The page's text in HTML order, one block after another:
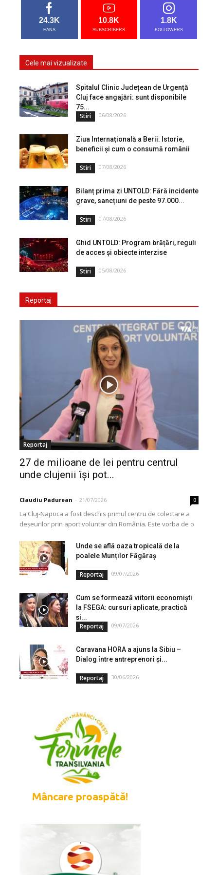
24.3K
FANS
10.8K
SUBSCRIBERS
1.8K
FOLLOWERS
Cele mai vizualizate
Spitalul Clinic Județean de Urgență
Cluj face angajări: sunt disponibile
75...
Stiri 06/08/2026
Ziua Internațională a Berii: Istorie,
beneficii și cum o consumă românii
Stiri 07/08/2026
Bilanț prima zi UNTOLD: Fără incidente
grave, sancțiuni de peste 97.000...
Stiri 07/08/2026
Ghid UNTOLD: Program brățări, reguli
de acces și obiecte interzise
Stiri 05/08/2026
Reportaj
Reportaj
27 de milioane de lei pentru centrul
unde clujenii își pot...
Claudiu Padurean - 21/07/2026 0
La Cluj-Napoca a fost deschis primul centru de colectare a
deșeurilor prin aport voluntar din România. Este vorba de o
Unde se află oaza tropicală de la
poalele Munților Făgăraș
Reportaj 09/07/2026
Cum se formează viitorii economiști
la FSEGA: cursuri aplicate, practică
și...
Reportaj 09/07/2026
Caravana HORA a ajuns la Sibiu –
Dialog între antreprenori și...
Reportaj 30/06/2026